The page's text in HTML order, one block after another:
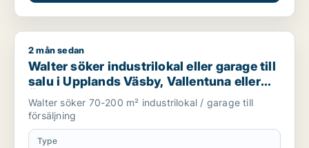
Walter söker industrilokal eller garage till salu i Upplands
2 mån sedan
Walter söker industrilokal eller garage till
salu i Upplands Väsby, Vallentuna eller
Österåker m.fl.
Walter söker 70-200 m² industrilokal / garage till
försäljning
Type